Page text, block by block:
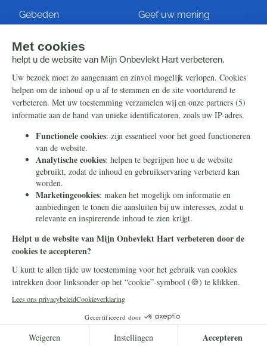
Gebeden
Geef uw mening
Steun ons
Nieuwsbrief
Eenmalig
Maandelijks
Periodiek
Nalaten
Zelf overschrijven
Info
Contact
Ontvang onze Telegram-
berichten
© 2026 Stichting Civitas Christiana
Cookieverklaring
Privacy